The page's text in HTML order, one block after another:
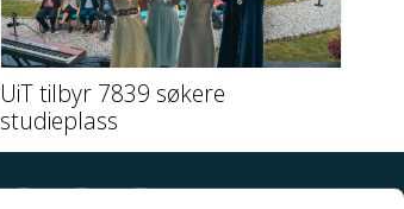
UiT tilbyr 7839 søkere
studieplass